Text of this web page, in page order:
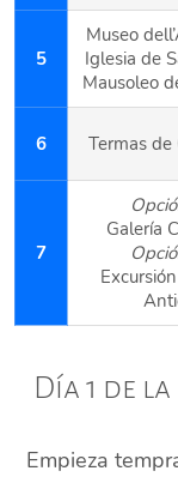
5
Museo
Iglesia de
Mausoleo
6 Termas de
7
Galería
Día 1 de
Empieza